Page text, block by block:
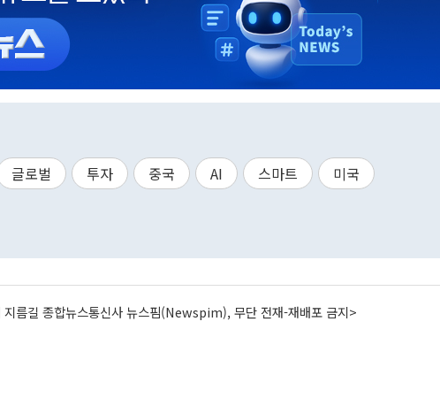
글로벌 투자 중국 AI 스마트
미국
지름길 종합뉴스통신사 뉴스핌(Newspim), 무단 전재-재배포 금지>